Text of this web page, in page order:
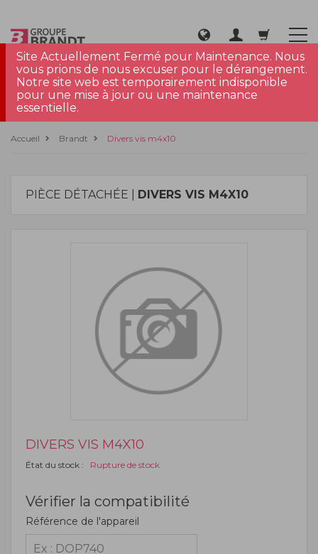
Site Actuellement Fermé pour Maintenance. Nous
vous prions de nous excuser pour le dérangement.
Notre site web est temporairement indisponible
pour une mise à jour ou une maintenance
essentielle.
Accueil Brandt Divers vis m4x10
PIÈCE DÉTACHÉE | DIVERS VIS M4X10
DIVERS VIS M4X10
État du stock : Rupture de stock
Vérifier la compatibilité
Référence de l'appareil